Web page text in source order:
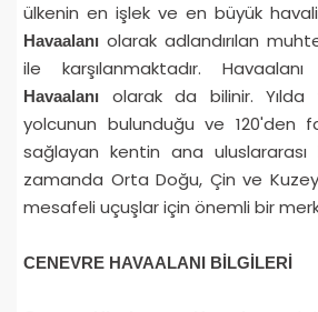
ülkenin en işlek ve en büyük
Havaalanı olarak adlandırılan
ile karşılanmaktadır.
Havaalanı
olarak da bilinir. Yılda
yolcunun bulunduğu ve 120'den
sağlayan kentin ana uluslararası
zamanda Orta Doğu, Çin ve
mesafeli uçuşlar için önemli bir
CENEVRE HAVAALANI BİLGİLERİ